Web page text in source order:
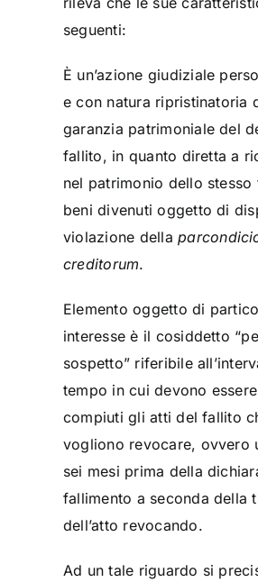
seguenti:
È un’azione giudiziale
e con natura ripristinatoria
garanzia patrimoniale del
fallito, in quanto diretta a
nel patrimonio dello stesso
beni divenuti oggetto di
violazione della
creditorum.
Elemento oggetto di
interesse è il cosiddetto “
sospetto” riferibile
tempo in cui devono
compiuti gli atti del fallito
vogliono revocare, ovvero
sei mesi prima della
fallimento a seconda della
dell’atto revocando.
Ad un tale riguardo si